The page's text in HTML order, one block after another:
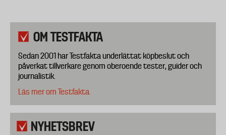
OM TESTFAKTA
Sedan 2001 har Testfakta underlättat köpbeslut och
påverkat tillverkare genom oberoende tester, guider och
journalistik.
Läs mer om Testfakta.
NYHETSBREV